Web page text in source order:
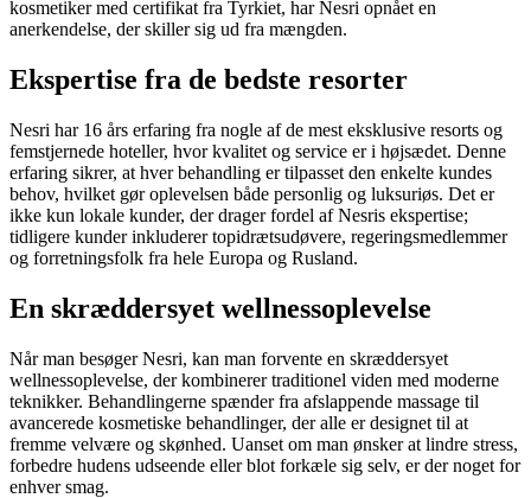
kosmetiker med certifikat fra Tyrkiet, har Nesri opnået en
anerkendelse, der skiller sig ud fra mængden.
Ekspertise fra de bedste resorter
Nesri har 16 års erfaring fra nogle af de mest eksklusive resorts og
femstjernede hoteller, hvor kvalitet og service er i højsædet. Denne
erfaring sikrer, at hver behandling er tilpasset den enkelte kundes
behov, hvilket gør oplevelsen både personlig og luksuriøs. Det er
ikke kun lokale kunder, der drager fordel af Nesris ekspertise;
tidligere kunder inkluderer topidrætsudøvere, regeringsmedlemmer
og forretningsfolk fra hele Europa og Rusland.
En skræddersyet wellnessoplevelse
Når man besøger Nesri, kan man forvente en skræddersyet
wellnessoplevelse, der kombinerer traditionel viden med moderne
teknikker. Behandlingerne spænder fra afslappende massage til
avancerede kosmetiske behandlinger, der alle er designet til at
fremme velvære og skønhed. Uanset om man ønsker at lindre stress,
forbedre hudens udseende eller blot forkæle sig selv, er der noget for
enhver smag.